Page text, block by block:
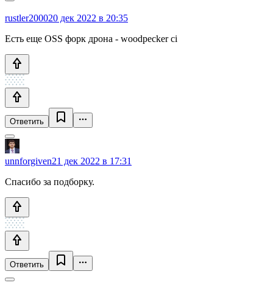
rustler200020 дек 2022 в 20:35
Есть еще OSS форк дрона - woodpecker ci
Ответить
unnforgiven21 дек 2022 в 17:31
Спасибо за подборку.
Ответить